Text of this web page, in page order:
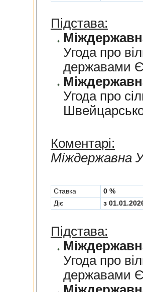
Підстава:
Угода про
державами
Угода про
Коментарі:
Мiждержавна
Cтавка
0 %
Діє
з
Підстава:
Угода про
державами